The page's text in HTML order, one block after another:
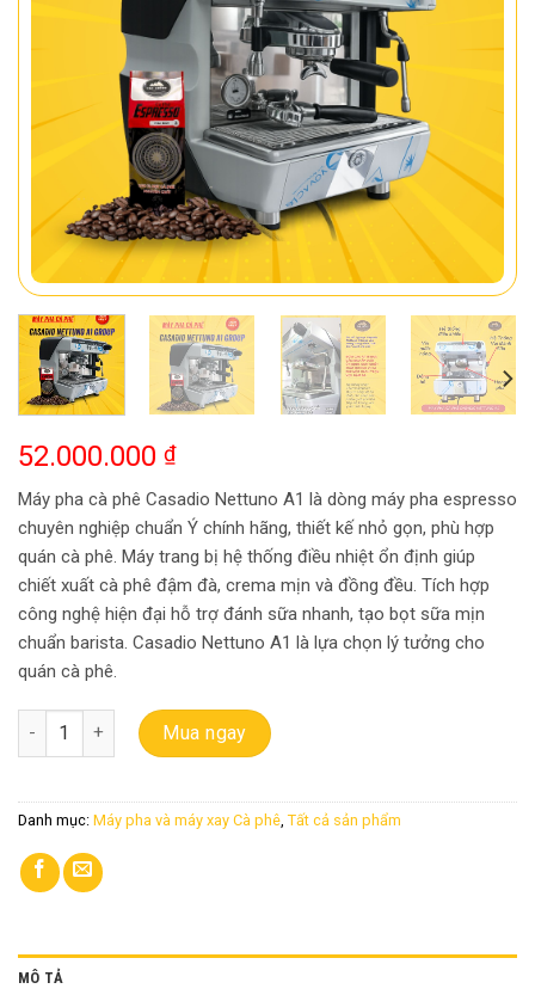
52.000.000 ₫
Máy pha cà phê Casadio Nettuno A1 là dòng máy pha espresso
chuyên nghiệp chuẩn Ý chính hãng, thiết kế nhỏ gọn, phù hợp
quán cà phê. Máy trang bị hệ thống điều nhiệt ổn định giúp
chiết xuất cà phê đậm đà, crema mịn và đồng đều. Tích hợp
công nghệ hiện đại hỗ trợ đánh sữa nhanh, tạo bọt sữa mịn
chuẩn barista. Casadio Nettuno A1 là lựa chọn lý tưởng cho
quán cà phê.
Máy Pha Cà Phê Casadio Nettuno A1 group – Chuẩn Espresso Ý
Mua ngay
Danh mục: Máy pha và máy xay Cà phê Tất cả sản phẩm
MÔ TẢ